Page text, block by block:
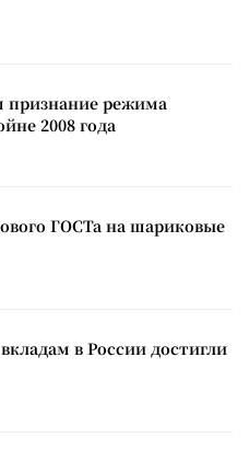
признание режима
2008 года
ГОСТа на шариковые
в России достигли